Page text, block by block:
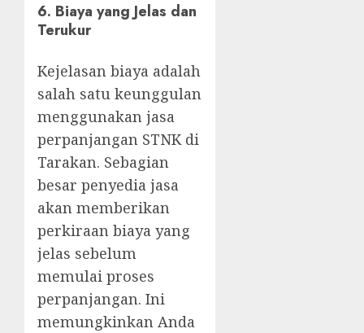
6. Biaya yang Jelas dan
Terukur
Kejelasan biaya adalah
salah satu keunggulan
menggunakan jasa
perpanjangan STNK di
Tarakan. Sebagian
besar penyedia jasa
akan memberikan
perkiraan biaya yang
jelas sebelum
memulai proses
perpanjangan. Ini
memungkinkan Anda